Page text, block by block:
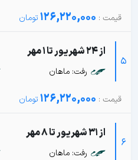
126,220,000
5
از 24 شهریور تا 1 مهر
رفت: ماهان
126,220,000
6
از 31 شهریور تا 8 مهر
رفت: ماهان